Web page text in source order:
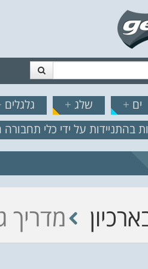
// ים + שלג + גלגלים
בהתניידות על ידי כלי
מדריך